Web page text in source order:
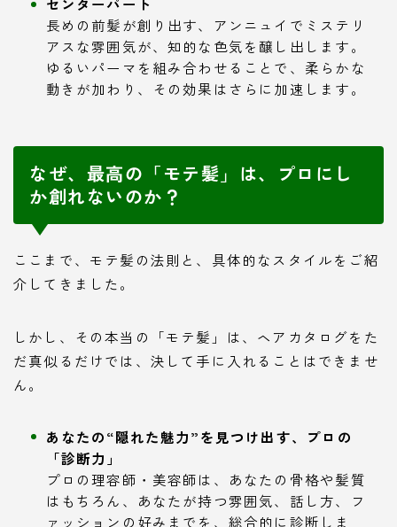
長めの前髪が創り出す、アンニュイでミステリ
アスな雰囲気が、知的な色気を醸し出します。
ゆるいパーマを組み合わせることで、柔らかな
動きが加わり、その効果はさらに加速します。
なぜ、最高の「モテ髪」は、プロにし
か創れないのか？
ここまで、モテ髪の法則と、具体的なスタイルをご紹
介してきました。
しかし、その本当の「モテ髪」は、ヘアカタログをた
だ真似るだけでは、決して手に入れることはできませ
ん。
あなたの“隠れた魅力”を見つけ出す、プロの
「診断力」
プロの理容師・美容師は、あなたの骨格や髪質
はもちろん、あなたが持つ雰囲気、話し方、フ
ァッションの好みまでを、総合的に診断しま